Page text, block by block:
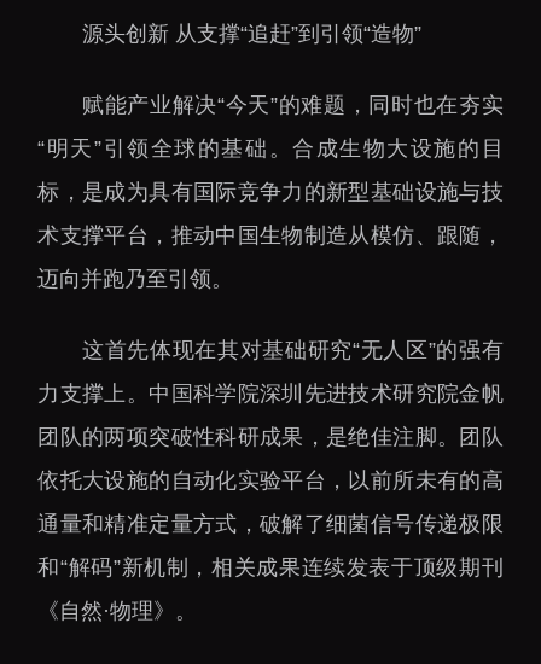
源头创新 从支撑“追赶”到引领“造物”
赋能产业解决“今天”的难题，同时也在夯实
“明天”引领全球的基础。合成生物大设施的目
标，是成为具有国际竞争力的新型基础设施与技
术支撑平台，推动中国生物制造从模仿、跟随，
迈向并跑乃至引领。
这首先体现在其对基础研究“无人区”的强有
力支撑上。中国科学院深圳先进技术研究院金帆
团队的两项突破性科研成果，是绝佳注脚。团队
依托大设施的自动化实验平台，以前所未有的高
通量和精准定量方式，破解了细菌信号传递极限
和“解码”新机制，相关成果连续发表于顶级期刊
《自然·物理》。